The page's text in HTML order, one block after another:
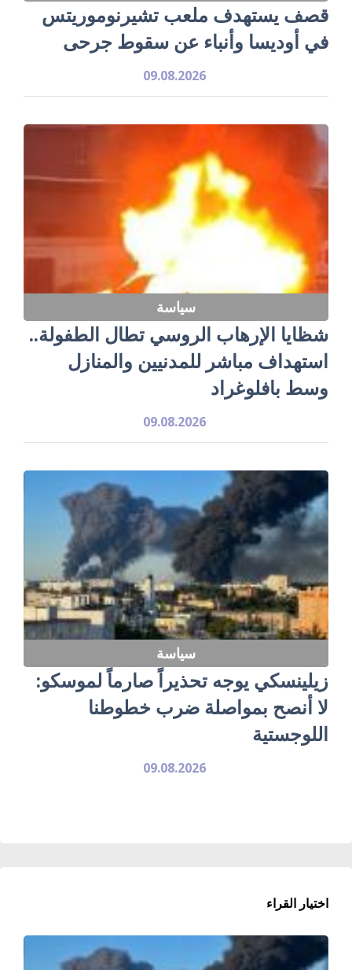
قصف يستهدف ملعب تشيرنوموريتس
في أوديسا وأنباء عن سقوط جرحى
09.08.2026
سياسة
شظايا الإرهاب الروسي تطال الطفولة..
استهداف مباشر للمدنيين والمنازل
وسط بافلوغراد
09.08.2026
سياسة
زيلينسكي يوجه تحذيراً صارماً لموسكو:
لا أنصح بمواصلة ضرب خطوطنا
اللوجستية
09.08.2026
اختيار القراء